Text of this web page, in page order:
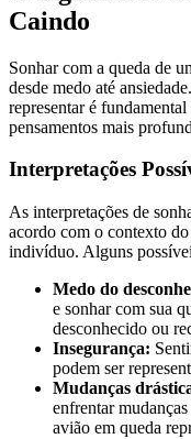
Caindo
Sonhar com a queda de
desde medo até
representar é
pensamentos mais
Interpretações
As interpretações de
acordo com o contexto
indivíduo. Alguns
Medo do
e sonhar com sua
desconhecido ou
Insegurança:
podem ser
Mudanças
enfrentar
avião em queda